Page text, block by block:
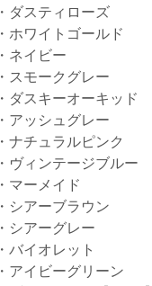
・ダスティローズ
・ホワイトゴールド
・ネイビー
・スモークグレー
・ダスキーオーキッド
・アッシュグレー
・ナチュラルピンク
・ヴィンテージブルー
・マーメイド
・シアーブラウン
・シアーグレー
・バイオレット
・アイビーグリーン